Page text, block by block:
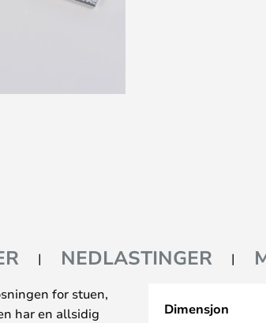
NEDLASTINGER
for stuen,
har en allsidig
Dimensjon